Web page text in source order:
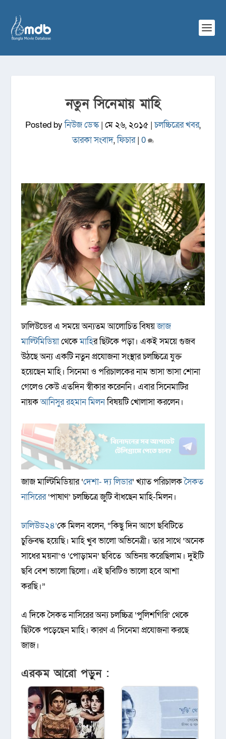
নতুন সিনেমায় মাহি
Posted byনিউজ ডেস্ক| মে ২৬, ২০১৫ |চলচ্চিত্রের খবর,
তারকা সংবাদ,ফিচার| 0
ঢালিউডের এ সময়ে অন্যতম আলোচিত বিষয়জাজ
মাল্টিমিডিয়াথেকেমাহির ছিটকে পড়া। একই সময়ে গুজব
উঠছে অন্য একটি নতুন প্রযোজনা সংস্থার চলচ্চিত্রে যুক্ত
হয়েছেন মাহি। সিনেমা ও পরিচালকের নাম ভাসা ভাসা শোনা
গেলেও কেউ এতদিন স্বীকার করেননি। এবার সিনেমাটির
নায়কআনিসুর রহমান মিলনবিষয়টি খোলাসা করলেন।
জাজ মাল্টিমিডিয়ার ‘দেশা- দ্য লিডার‘ খ্যাত পরিচালকসৈকত
নাসিরের‘পাষাণ’ চলচ্চিত্রে জুটি বাঁধছেন মাহি-মিলন।
ঢালিউড২৪’কে মিলন বলেন, “কিছু দিন আগে ছবিটিতে
চুক্তিবদ্ধ হয়েছি। মাহি খুব ভালো অভিনেত্রী। তার সাথে ‘অনেক
সাধের ময়না’ও ‘পোড়ামন’ ছবিতে অভিনয় করেছিলাম। দুইটি
ছবি বেশ ভালো ছিলো। এই ছবিটিও ভালো হবে আশা
করছি।”
এ দিকে সৈকত নাসিরের অন্য চলচ্চিত্র ‘পুলিশগিরি’ থেকে
ছিটকে পড়েছেন মাহি। কারণ এ সিনেমা প্রযোজনা করছে
জাজ।
এরকম আরো পড়ুন :